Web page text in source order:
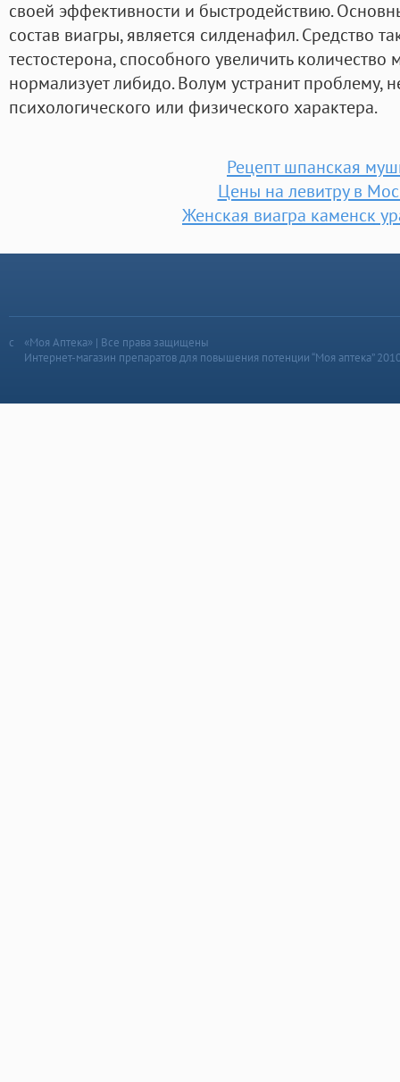
своей эффективности и быстродействию.
состав виагры, является силденафил. Средство
тестостерона, способного увеличить
нормализует либидо. Волум устранит проблему,
психологического или физического характера.
Рецепт шпанская
Цены на левитру в
Женская виагра каменск
«Моя Аптека» | Все права защищены
Интернет-магазин препаратов для повышения потенции “Моя аптека”